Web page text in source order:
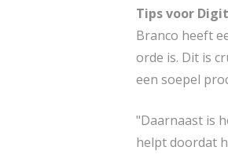
Tips voor
Branco heeft
orde is. Dit is
een soepel
"Daarnaast is
helpt doordat